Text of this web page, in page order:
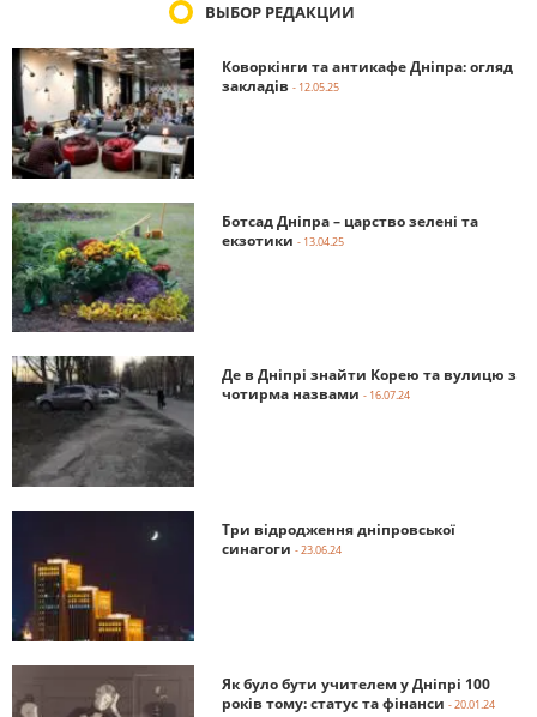
ВЫБОР РЕДАКЦИИ
Коворкінги та антикафе Дніпра: огляд
закладів - 12.05.25
Ботсад Дніпра – царство зелені та
екзотики - 13.04.25
Де в Дніпрі знайти Корею та вулицю з
чотирма назвами - 16.07.24
Три відродження дніпровської
синагоги - 23.06.24
Як було бути учителем у Дніпрі 100
років тому: статус та фінанси - 20.01.24